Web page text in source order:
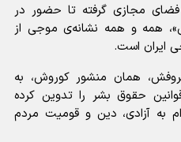
مجازی گرفته تا حضور در
همه و همه نشانه‌ی موجی از
ایران است.
همان منشور کوروش، به
حقوق بشر را تدوین کرده
به آزادی، دین و قومیت مردم